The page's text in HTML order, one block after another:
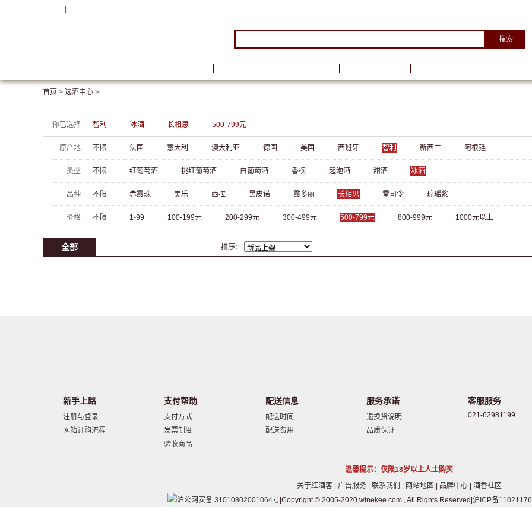
搜索
首页 > 选酒中心 >
你已选择 智利 冰酒 长相思 500-799元
原产地 不限 法国 意大利 澳大利亚 德国 美国 西班牙 智利 新西兰 阿根廷
类型 不限 红葡萄酒 桃红葡萄酒 白葡萄酒 香槟 起泡酒 甜酒 冰酒
品种 不限 赤霞珠 美乐 西拉 黑皮诺 霞多丽 长相思 雷司令 琼瑶浆
价格 不限 1-99 100-199元 200-299元 300-499元 500-799元 800-999元 1000元以上
全部 排序：
新手上路
注册与登录
网站订购流程
支付帮助
支付方式
发票制度
验收商品
配送信息
配送时间
配送费用
服务承诺
退换货说明
品质保证
客服服务
021-62981199
温馨提示：仅限18岁以上人士购买
关于红酒客
广告服务 联系我们 网站地图 品牌中心
酒香社区
沪公网安备 31010802001064号|Copyright © 2005-2020 winekee.com , All Rights Reserved| 沪ICP备